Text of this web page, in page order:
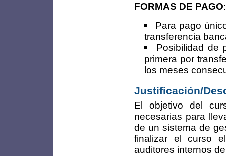
FORMAS DE PAGO:
Para pago
transferencia
Posibilidad de
primera por
los meses
Justificación/
El objetivo del
necesarias para
de un sistema de
finalizar el curso
auditores internos